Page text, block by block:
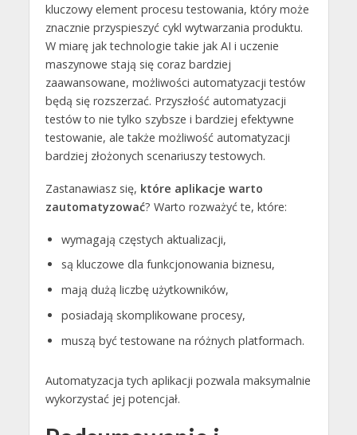
kluczowy element procesu testowania, który może
znacznie przyspieszyć cykl wytwarzania produktu.
W miarę jak technologie takie jak AI i uczenie
maszynowe stają się coraz bardziej
zaawansowane, możliwości automatyzacji testów
będą się rozszerzać. Przyszłość automatyzacji
testów to nie tylko szybsze i bardziej efektywne
testowanie, ale także możliwość automatyzacji
bardziej złożonych scenariuszy testowych.
Zastanawiasz się, które aplikacje warto
zautomatyzować? Warto rozważyć te, które:
wymagają częstych aktualizacji,
są kluczowe dla funkcjonowania biznesu,
mają dużą liczbę użytkowników,
posiadają skomplikowane procesy,
muszą być testowane na różnych platformach.
Automatyzacja tych aplikacji pozwala maksymalnie
wykorzystać jej potencjał.